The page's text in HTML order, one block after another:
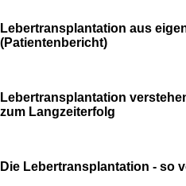
Lebertransplantation aus
(Patientenbericht)
Lebertransplantation
zum Langzeiterfolg
Die Lebertransplantation - so